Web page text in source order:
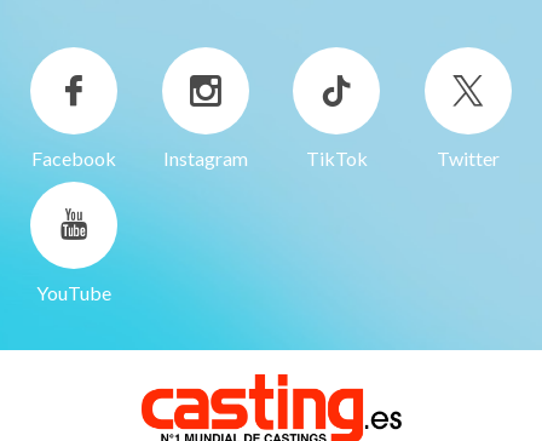
Facebook Instagram TikTok Twitter
YouTube